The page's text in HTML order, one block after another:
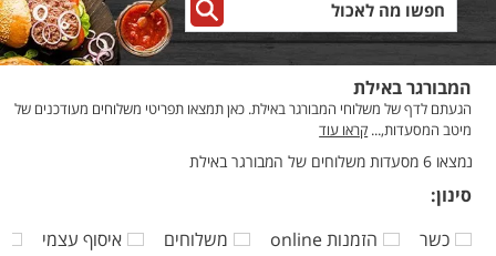
המבורגר באילת
הגעתם לדף של משלוחי המבורגר באילת. כאן תמצאו תפריטי משלוחים מעודכנים של
מיטב המסעדות,... קראו עוד
נמצאו 6 מסעדות משלוחים של המבורגר באילת
סינון:
כשר
הזמנות online משלוחים איסוף עצמי